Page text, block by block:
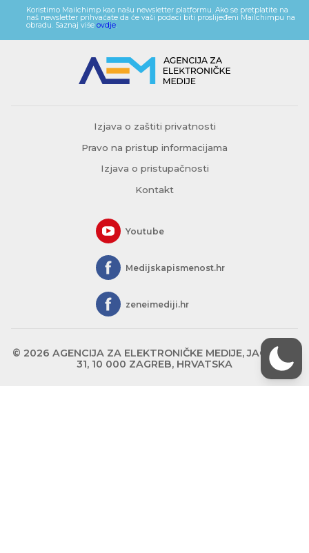
Koristimo Mailchimp kao našu newsletter platformu. Ako se pretplatite na
naš newsletter prihvaćate da će vaši podaci biti proslijeđeni Mailchimpu na
obradu. Saznaj više ovdje.
Izjava o zaštiti privatnosti
Pravo na pristup informacijama
Izjava o pristupačnosti
Kontakt
Youtube
Medijskapismenost.hr
zeneimediji.hr
© 2026 AGENCIJA ZA ELEKTRONIČKE MEDIJE, JAGIĆEVA
31, 10 000 ZAGREB, HRVATSKA